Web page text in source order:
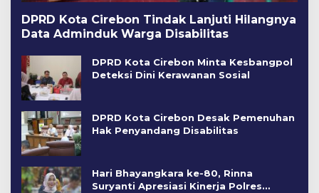
DPRD Kota Cirebon Tindak Lanjuti Hilangnya
Data Adminduk Warga Disabilitas
DPRD Kota Cirebon Minta Kesbangpol
Deteksi Dini Kerawanan Sosial
DPRD Kota Cirebon Desak Pemenuhan
Hak Penyandang Disabilitas
Hari Bhayangkara ke-80, Rinna
Suryanti Apresiasi Kinerja Polres